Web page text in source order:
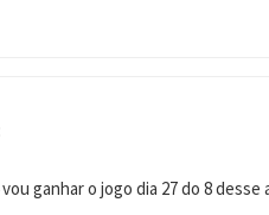
ganhar o jogo dia 27 do 8 desse